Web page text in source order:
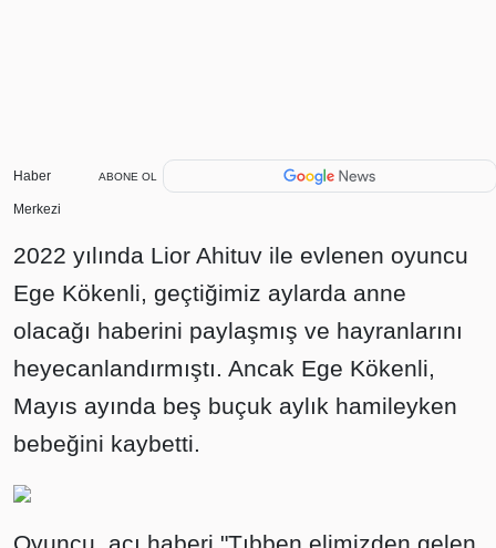
Haber
Merkezi
ABONE OL
2022 yılında Lior Ahituv ile evlenen oyuncu
Ege Kökenli, geçtiğimiz aylarda anne
olacağı haberini paylaşmış ve hayranlarını
heyecanlandırmıştı. Ancak Ege Kökenli,
Mayıs ayında beş buçuk aylık hamileyken
bebeğini kaybetti.